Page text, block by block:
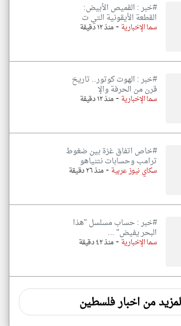
#خبر : القميص الأبيض:
القطعة الأيقونية التي ت
سما الإخبارية-منذ ١٢ دقيقة
#خبر : الهوت كوتور.. تاريخ
قرن من الحرفة والإ
سما الإخبارية-منذ ١٢ دقيقة
#خاص اتفاق غزة بين ضغوط
ترامب وحسابات نتنياهو
سكاي نيوز عربية -منذ ٢٦ دقيقة
#خبر : حساب مسلسل "هذا
البحر يفيض" ...
سما الإخبارية-منذ ٤٢ دقيقة
من اخبار فلسطين